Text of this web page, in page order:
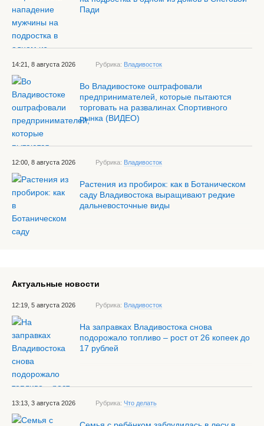
Пади
14:21, 8 августа 2026 Рубрика: Владивосток
Во Владивостоке оштрафовали
предпринимателей, которые пытаются
торговать на развалинах Спортивного
рынка (ВИДЕО)
12:00, 8 августа 2026 Рубрика: Владивосток
Растения из пробирок: как в Ботаническом
саду Владивостока выращивают редкие
дальневосточные виды
Актуальные новости
12:19, 5 августа 2026 Рубрика: Владивосток
На заправках Владивостока снова
подорожало топливо – рост от 26 копеек до
17 рублей
13:13, 3 августа 2026 Рубрика: Что делать